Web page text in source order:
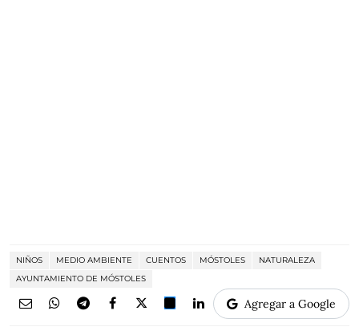
NIÑOS MEDIO AMBIENTE CUENTOS MÓSTOLES
NATURALEZA
AYUNTAMIENTO DE MÓSTOLES
Agregar a Google